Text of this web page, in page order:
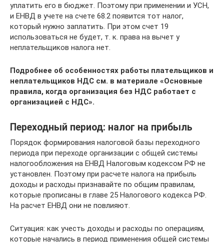
уплатить его в бюджет. Поэтому при применении и УСН,
и ЕНВД в учете на счете 68.2 появится тот налог,
который нужно заплатить. При этом счет 19
использоваться не будет, т. к. права на вычет у
неплательщиков налога нет.
Подробнее об особенностях работы плательщиков и
неплательщиков НДС см. в материале «Основные
правила, когда организация без НДС работает с
организацией с НДС».
Переходный период: налог на прибыль
Порядок формирования налоговой базы переходного
периода при переходе организации с общей системы
налогообложения на ЕНВД Налоговым кодексом РФ не
установлен. Поэтому при расчете налога на прибыль
доходы и расходы признавайте по общим правилам,
которые прописаны в главе 25 Налогового кодекса РФ.
На расчет ЕНВД они не повлияют.
Ситуация: как учесть доходы и расходы по операциям,
которые начались в период применения общей системы